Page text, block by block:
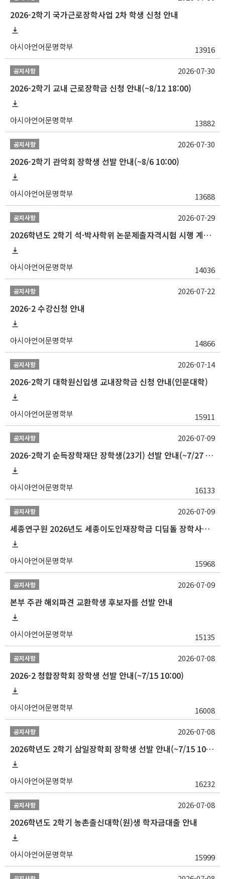
2026-2학기 국가근로장학사업 2차 학생 신청 안내
아시아언어문명학부 13916
공지사항
2026-2학기 교내 근로장학금 신청 안내(~8/12 18:00)
아시아언어문명학부 13882
2026-07-30
공지사항
2026-2학기 관악회 장학생 선발 안내(~8/6 10:00)
아시아언어문명학부 13688
2026-07-30
공지사항
2026학년도 2학기 석·박사학위 논문제출자격시험 시행 계획 공고
아시아언어문명학부 14036
2026-07-29
공지사항
2026-2 수강신청 안내
아시아언어문명학부 14866
2026-07-22
공지사항
2026-2학기 대학원신입생 교내장학금 신청 안내(인문대학)
아시아언어문명학부 15911
2026-07-14
공지사항
2026-2학기 순득장학재단 장학생(23기) 선발 안내(~7/27 10:00)
아시아언어문명학부 16133
2026-07-09
공지사항
세종연구원 2026년도 세종이도인재장학금 디딤돌 장학사업 학자금대출 관련분야(원금상환, 이자지원) 신청 사업 안내
아시아언어문명학부 15968
2026-07-09
공지사항
본부 주관 해외파견 교환학생 후보자를 선발 안내
아시아언어문명학부 15135
2026-07-09
공지사항
2026-2 청합장학회 장학생 선발 안내(~7/15 10:00)
아시아언어문명학부 16008
2026-07-08
공지사항
2026학년도 2학기 삼일장학회 장학생 선발 안내(~7/15 10:00)
아시아언어문명학부 16232
2026-07-08
공지사항
2026학년도 2학기 농촌출신대학(원)생 학자금대출 안내
아시아언어문명학부 15999
2026-07-08